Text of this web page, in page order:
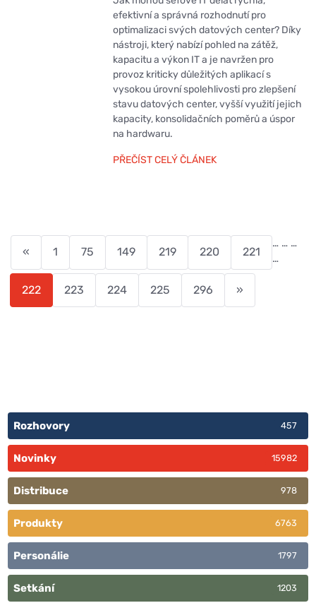
efektivní a správná rozhodnutí pro
optimalizaci svých datových center? Díky
nástroji, který nabízí pohled na zátěž,
kapacitu a výkon IT a je navržen pro
provoz kriticky důležitých aplikací s
vysokou úrovní spolehlivosti pro zlepšení
stavu datových center, vyšší využití jejich
kapacity, konsolidačních poměrů a úspor
na hardwaru.
PŘEČÍST CELÝ ČLÁNEK
« 1
…
75
…
149
…
219 220 221
222 223 224 225
…
296 »
Rozhovory 457
Novinky 15982
Distribuce 978
Produkty 6763
Personálie 1797
Setkání 1203